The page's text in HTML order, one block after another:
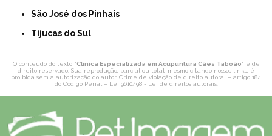
São José dos Pinhais
Tijucas do Sul
O conteúdo do texto "Clinica Especializada em Acupuntura Cães Taboão" é de
direito reservado. Sua reprodução, parcial ou total, mesmo citando nossos links, é
proibida sem a autorização do autor. Crime de violação de direito autoral – artigo 184
do Código Penal – Lei 9610/98 - Lei de direitos autorais.